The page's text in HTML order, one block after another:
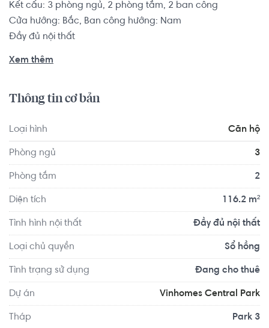
Kết cấu: 3 phòng ngủ, 2 phòng tắm, 2 ban công
Cửa hướng: Bắc, Ban công hướng: Nam
Đầy đủ nội thất
TP.HCM 1.1 km, cách Trường Quốc tế Thành phố Hồ Chí
tiện di chuyển với đầy đủ các tiện ích về y tế, giáo dục và
giải trí xung quanh như: Ẩm Thực Quê Nhà, Kichi Kichi
Xem thêm
Thông tin cơ bản
Loại hình Căn hộ
Phòng ngủ 3
Phòng tắm 2
Diện tích 116.2 m²
Tình hình nội thất Đầy đủ nội thất
Loại chủ quyền Sổ hồng
Tình trạng sử dụng Đang cho thuê
Dự án Vinhomes Central Park
Tháp Park 3